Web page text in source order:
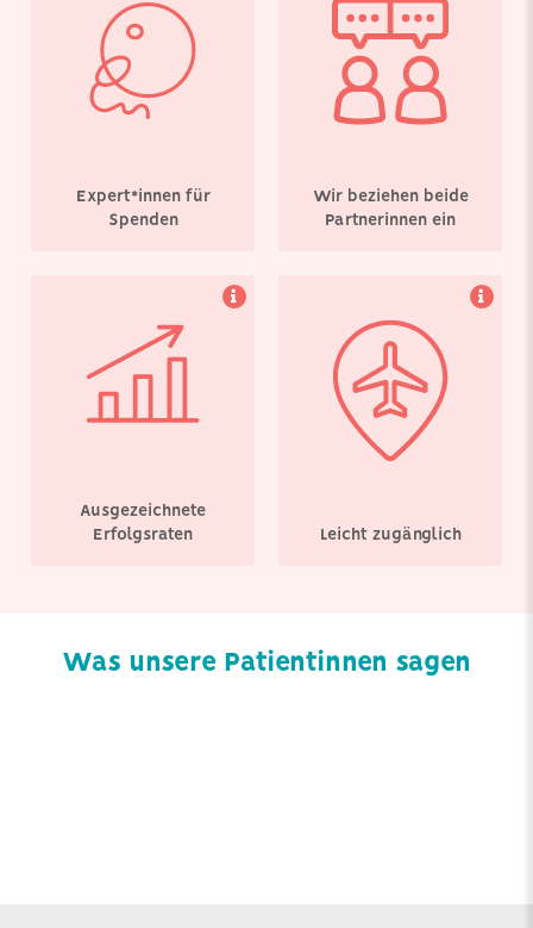
Expert*innen für
Spenden
Wir beziehen beide
Partnerinnen ein
Ausgezeichnete
Erfolgsraten
Wir sind sehr stolz
darauf, dass wir
durchweg hervorragende
Erfolgsraten bei der
Fertilitätsbehandlung in
allen Altersgruppen
erzielt haben.
Leicht zugänglich
Wir haben unseren Sitz
in Kopenhagen. Wir
bieten Frauen aus ganz
Europa Zugang zu einer
breiten Palette von
Fruchtbarkeitsbehandlungen
und bemühen uns, den
Was unsere Patientinnen sagen